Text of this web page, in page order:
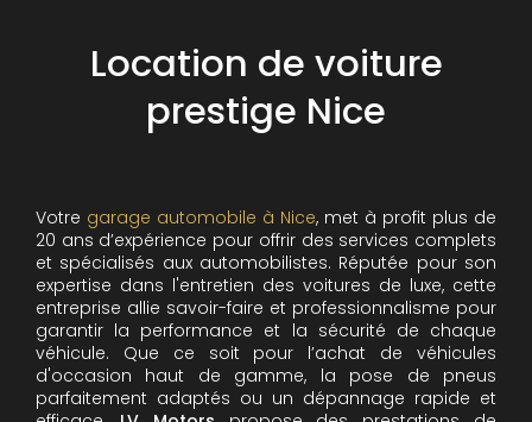
Location de voiture
prestige Nice
Votre garage automobile à Nice, met à profit plus de
20 ans d’expérience pour offrir des services complets
et spécialisés aux automobilistes. Réputée pour son
expertise dans l'entretien des voitures de luxe, cette
entreprise allie savoir-faire et professionnalisme pour
garantir la performance et la sécurité de chaque
véhicule. Que ce soit pour l’achat de véhicules
d'occasion haut de gamme, la pose de pneus
parfaitement adaptés ou un dépannage rapide et